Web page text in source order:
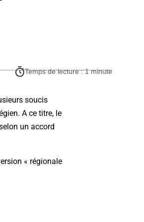
Temps de lecture : 1 minute
soucis
A ce titre, le
un accord
« régionale